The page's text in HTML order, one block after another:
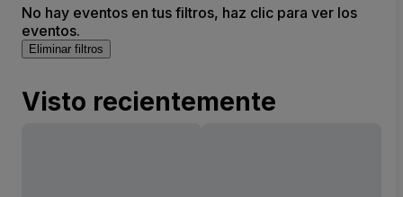
No hay eventos en tus filtros, haz clic para ver los
eventos.
Eliminar filtros
Visto recientemente